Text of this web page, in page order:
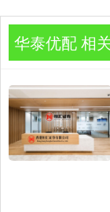
华泰优配 相